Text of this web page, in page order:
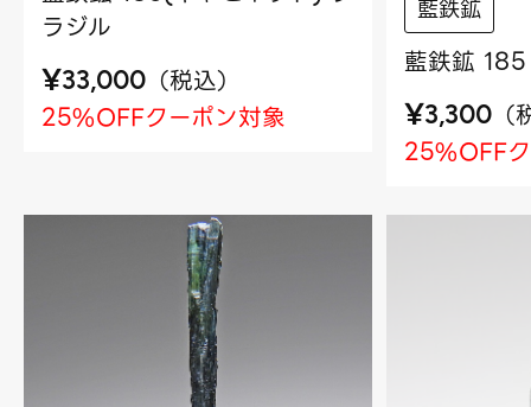
ラジル
¥33,000 （税込）
25%OFFクーポン対象
藍鉄鉱
藍鉄鉱
¥3,300 （
25%OFF